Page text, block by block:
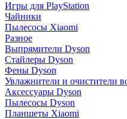
Игры для PlayStation
Чайники
Пылесосы Xiaomi
Разное
Выпрямители Dyson
Стайлеры Dyson
Фены Dyson
Увлажнители и очистители
Аксессуары Dyson
Пылесосы Dyson
Планшеты Xiaomi